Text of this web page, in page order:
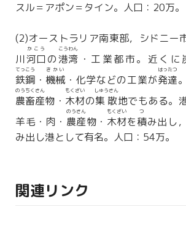
スル＝アポン＝タイン。人口：20万。
(2)オーストラリア南東部，シドニー
川河口
かこう
の港湾
こうわん
・工業都市。近くに
鉄鋼
てっこう
・ 機械
きかい
・化学などの工業が発達
はったつ
。
農畜産
のうちくさん
物・ 木材
もくざい
の集散
しゅうさん
地でもある。
羊毛・肉・ 農産
のうさん
物・ 木材
もくざい
を積
つ
み出し
み出し港として有名。人口：54万。
関連リンク